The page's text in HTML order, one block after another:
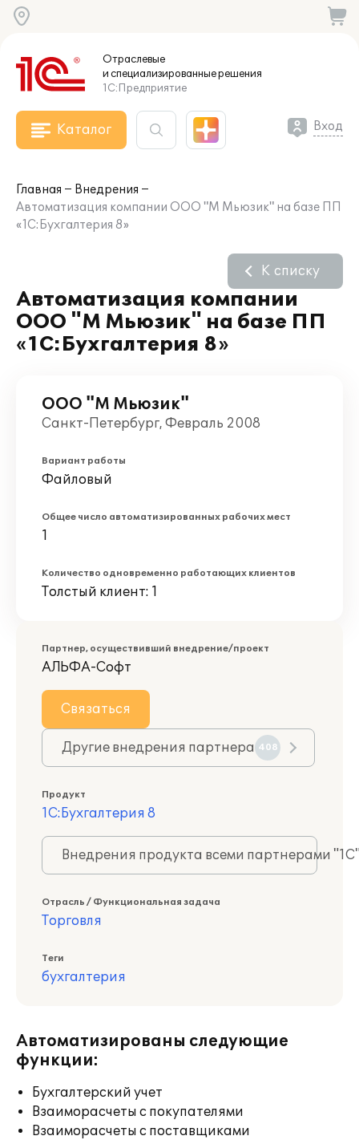
Отраслевые
и специализированныерешения
1С:Предприятие
Каталог Вход
Главная
Внедрения
Автоматизация компании ООО "М Мьюзик" на базе ПП
«1С:Бухгалтерия 8»
Автоматизация компании
ООО "М Мьюзик" на базе ПП
«1С:Бухгалтерия 8»
К списку
ООО "М Мьюзик"
Санкт-Петербург, Февраль 2008
Вариант работы
Файловый
Общее число автоматизированных рабочих мест
1
Количество одновременно работающих клиентов
Толстый клиент: 1
Партнер, осуществивший внедрение/проект
АЛЬФА-Софт
Связаться
Другие внедрения партнера 408
Продукт
1С:Бухгалтерия 8
Внедрения продукта всеми партнерами
Отрасль / Функциональная задача
Торговля
Теги
бухгалтерия
Автоматизированы следующие
функции:
Бухгалтерский учет
Взаиморасчеты с покупателями
Взаиморасчеты с поставщиками